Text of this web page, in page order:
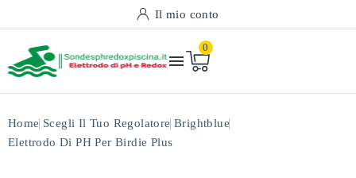
Il mio conto

0
Home Scegli Il Tuo Regolatore Brightblue
Elettrodo Di PH Per Birdie Plus